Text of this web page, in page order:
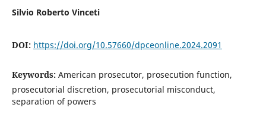
Silvio Roberto Vinceti
DOI: https://doi.org/10.57660/dpceonline.2024.2091
Keywords: American prosecutor, prosecution function,
prosecutorial discretion, prosecutorial misconduct,
separation of powers